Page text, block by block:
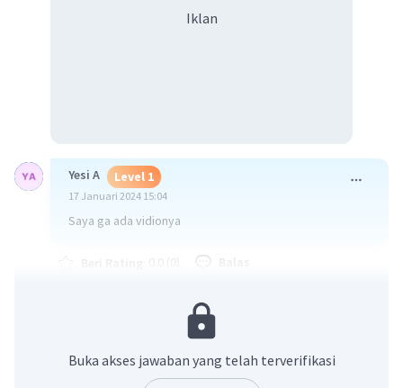
Iklan
Yesi A Level 1
17 Januari 2024 15:04
Saya ga ada vidionya
Balas
Buka akses jawaban yang telah terverifikasi